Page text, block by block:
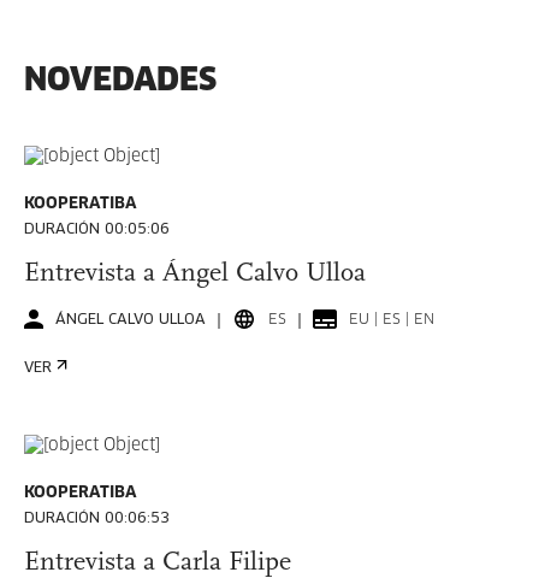
NOVEDADES
KOOPERATIBA
DURACIÓN 00:05:06
Entrevista a Ángel Calvo Ulloa
ÁNGEL CALVO ULLOA ES EU | ES | EN
VER
KOOPERATIBA
DURACIÓN 00:06:53
Entrevista a Carla Filipe